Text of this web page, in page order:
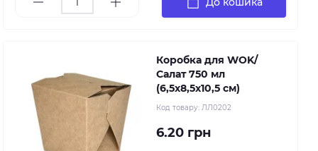
Коробка для WOK/
Салат 750 мл
(6,5х8,5х10,5 см)
Код товару: ЛЛ0202
6.20 грн